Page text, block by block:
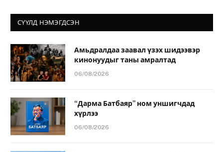
СҮҮЛД НЭМЭГДСЭН
Амьдралдаа заавал үзэх шидээвэр
кинонуудыг таны амралтад
06/08/2026
“Дарма Батбаяр” ном уншигчдад
хүрлээ
06/08/2026